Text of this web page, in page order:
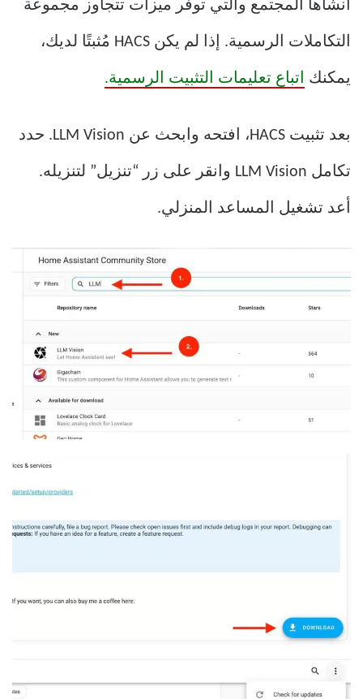
أنشأها المجتمع والتي توفر ميزات تتجاوز مجموعة
التكاملات الرسمية. إذا لم يكن HACS مُثبتًا لديك،
يمكنك اتباع تعليمات التثبيت الرسمية.
بعد تثبيت HACS، افتحه وابحث عن LLM Vision. حدد
تكامل LLM Vision وانقر على زر “تنزيل” لتنزيله.
أعد تشغيل المساعد المنزلي.